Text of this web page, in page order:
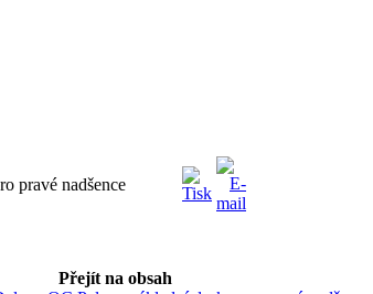
pravé nadšence
Přejít na obsah